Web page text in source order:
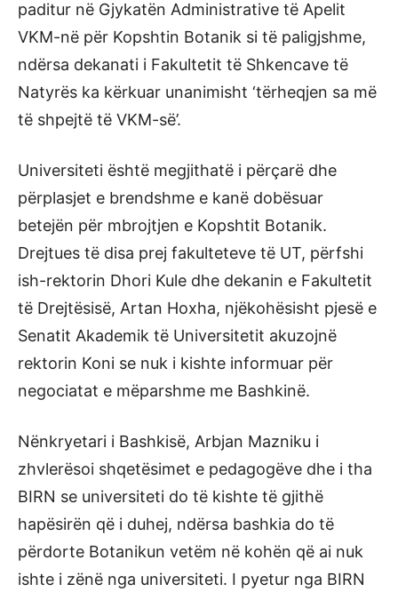
paditur në Gjykatën Administrative të Apelit
VKM-në për Kopshtin Botanik si të paligjshme,
ndërsa dekanati i Fakultetit të Shkencave të
Natyrës ka kërkuar unanimisht ‘tërheqjen sa më
të shpejtë të VKM-së’.
Universiteti është megjithatë i përçarë dhe
përplasjet e brendshme e kanë dobësuar
betejën për mbrojtjen e Kopshtit Botanik.
Drejtues të disa prej fakulteteve të UT, përfshi
ish-rektorin Dhori Kule dhe dekanin e Fakultetit
të Drejtësisë, Artan Hoxha, njëkohësisht pjesë e
Senatit Akademik të Universitetit akuzojnë
rektorin Koni se nuk i kishte informuar për
negociatat e mëparshme me Bashkinë.
Nënkryetari i Bashkisë, Arbjan Mazniku i
zhvlerësoi shqetësimet e pedagogëve dhe i tha
BIRN se universiteti do të kishte të gjithë
hapësirën që i duhej, ndërsa bashkia do të
përdorte Botanikun vetëm në kohën që ai nuk
ishte i zënë nga universiteti. I pyetur nga BIRN